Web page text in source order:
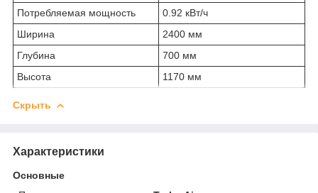
Потребляемая мощность
0.92 кВт/ч
Ширина
2400 мм
Глубина
700 мм
Высота
1170 мм
Скрыть
Характеристики
Основные